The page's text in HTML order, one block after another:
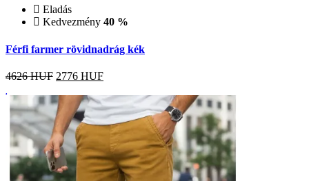
Eladás
Kedvezmény 40 %
Férfi farmer rövidnadrág kék
4626 HUF 2776 HUF